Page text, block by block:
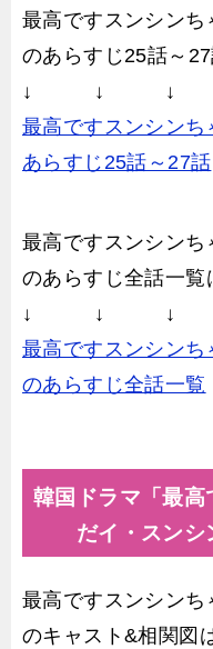
最高ですスンシンち
のあらすじ25話～
↓ ↓ ↓
最高ですスンシンち
あらすじ25話～27話
最高ですスンシンち
のあらすじ全話一覧
↓ ↓ ↓
最高ですスンシンち
のあらすじ全話一覧
韓国ドラマ「最
だイ・スンシ
最高ですスンシンち
のキャスト&相関図